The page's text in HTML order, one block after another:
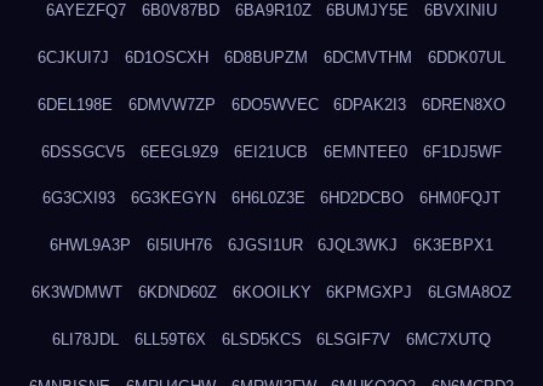
6AYEZFQ7 6B0V87BD 6BA9R10Z 6BUMJY5E 6BVXINIU
6CJKUI7J 6D1OSCXH 6D8BUPZM 6DCMVTHM 6DDK07UL
6DEL198E 6DMVW7ZP 6DO5WVEC 6DPAK2I3 6DREN8XO
6DSSGCV5 6EEGL9Z9 6EI21UCB 6EMNTEE0 6F1DJ5WF
6G3CXI93 6G3KEGYN 6H6L0Z3E 6HD2DCBO 6HM0FQJT
6HWL9A3P 6I5IUH76 6JGSI1UR 6JQL3WKJ 6K3EBPX1
6K3WDMWT 6KDND60Z 6KOOILKY 6KPMGXPJ 6LGMA8OZ
6LI78JDL 6LL59T6X 6LSD5KCS 6LSGIF7V 6MC7XUTQ